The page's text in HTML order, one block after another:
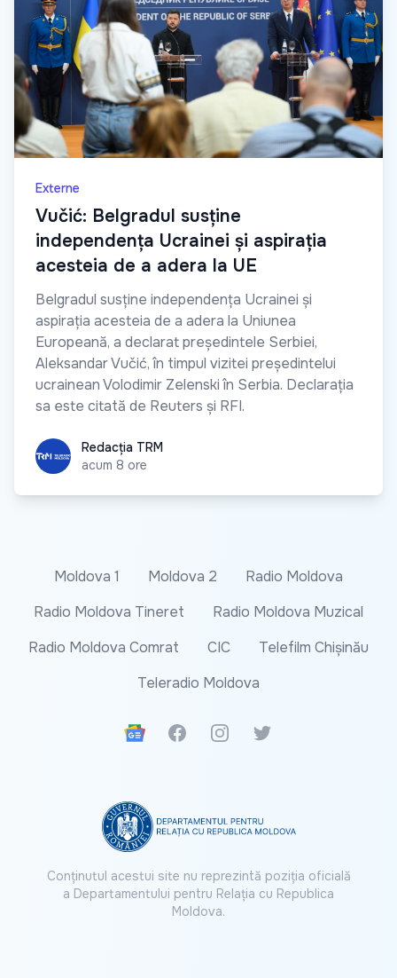
Externe
Vučić: Belgradul susține
independența Ucrainei și aspirația
acesteia de a adera la UE
Belgradul susține independența Ucrainei și
aspirația acesteia de a adera la Uniunea
Europeană, a declarat președintele Serbiei,
Aleksandar Vučić, în timpul vizitei președintelui
ucrainean Volodimir Zelenski în Serbia. Declarația
sa este citată de Reuters și RFI.
Redacția TRM
Redacția TRM
acum 8 ore
Moldova 1 Moldova 2
Radio Moldova
Radio Moldova Tineret
Radio Moldova Muzical
Radio Moldova Comrat
CIC
Telefilm Chișinău
Teleradio Moldova
Google News
FacebookInstagramTwitter
Conținutul acestui site nu reprezintă poziția oficială
a Departamentului pentru Relația cu Republica
Moldova.